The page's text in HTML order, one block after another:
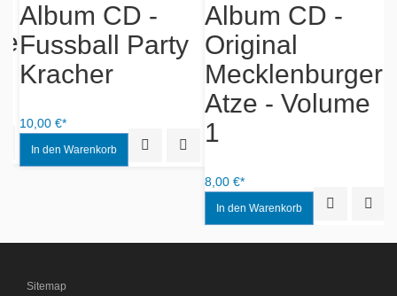
Quick ViewAdd to Wishlist
Album CD -
Fussball Party
Kracher
10,00 €*
Quick ViewAdd
Album CD -
Original
Mecklenburger
Atze - Volume
1
8,00 €*
Sitemap